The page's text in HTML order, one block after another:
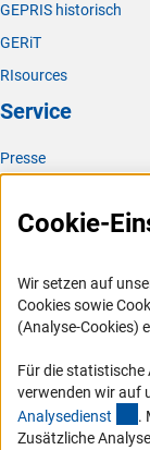
GEPRIS historisch
GERiT
RIsources
Service
Presse
Karriere
RSS-Feeds
Compliance
Barrierefreiheit
Service und
Cookie-
Wir setzen auf
Cookies sowie
(Analyse-Cookies)
Für die statistische
verwenden wir auf
Analysedienst
.
Zusätzliche